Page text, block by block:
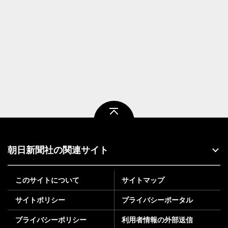
朝日新聞社の関連サイト
このサイトについて サイトマップ
サイトポリシー プライバシーポータル
プライバシーポリシー 利用者情報の外部送信